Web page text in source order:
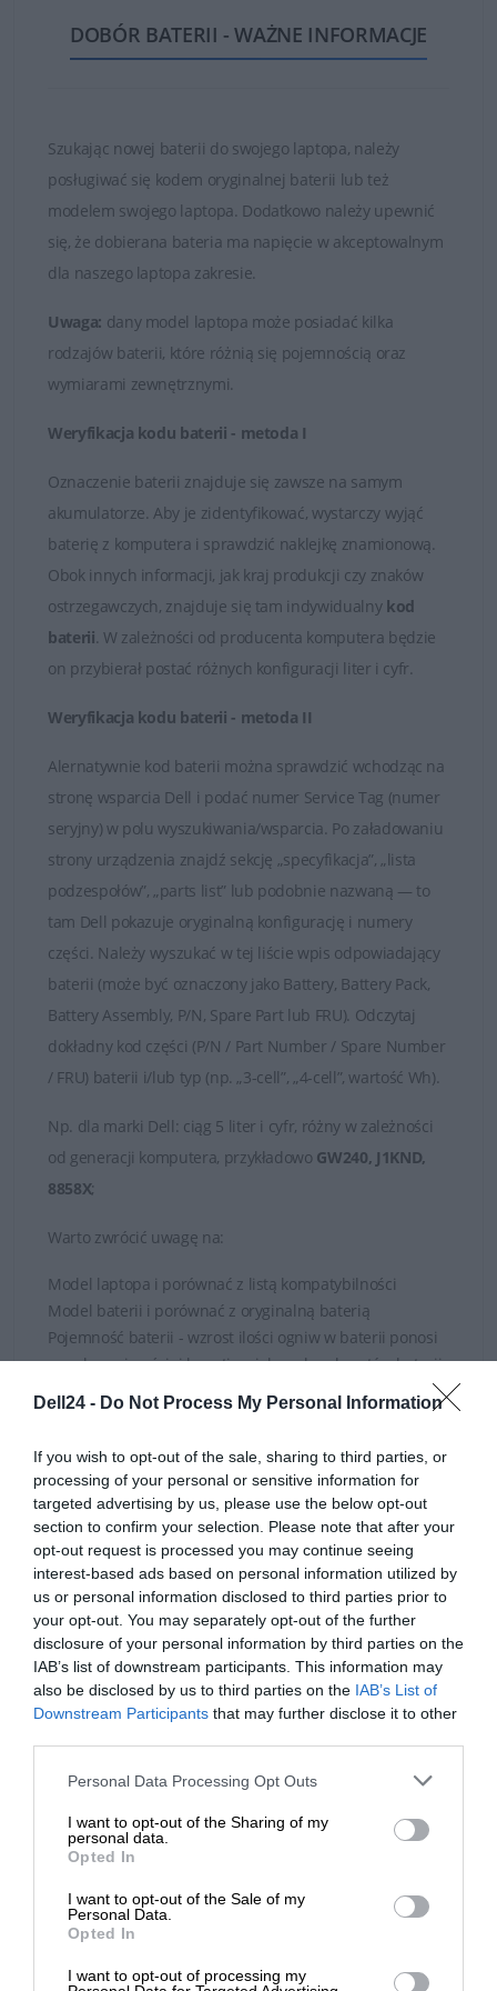
Dell24 - Do Not Process My Personal Information
If you wish to opt-out of the sale, sharing to third parties, or
processing of your personal or sensitive information for
targeted advertising by us, please use the below opt-out
section to confirm your selection. Please note that after your
opt-out request is processed you may continue seeing
interest-based ads based on personal information utilized by
us or personal information disclosed to third parties prior to
your opt-out. You may separately opt-out of the further
disclosure of your personal information by third parties on the
IAB’s list of downstream participants. This information may
also be disclosed by us to third parties on the IAB’s List of
Downstream Participants that may further disclose it to other
Personal Data Processing Opt Outs
I want to opt-out of the Sharing of my
personal data.
Opted In
I want to opt-out of the Sale of my
Personal Data.
Opted In
I want to opt-out of processing my
Dzięki temu zakupione baterie są w stanie działać długo
i bezawaryjnie.
są bardzo słabej jakości!
Baterie, które znajduje się w ofercie sklepu DELL24 są
oryginalnymi częściami zamiennymi lub wysokiej jakości
zamiennikami takich firm jak Dell, Green Cell czy
Whitenergy. Tylko markowe produkty spełniają
najwyższe standardy jakości i posiadają certyfikaty FCC,
CE i ROHS.
Łatwy kontakt i fachowa obsługa
W przypadku jakichkolwiek wątpliwości i problemów z
doborem baterii do posiadanego laptopa, zawsze mogą
Państwo skontaktować się z naszymi Doradcami, którzy
udzielą fachowej i wyczerpującej porady. Na przesłane
zapytania odpowiadamy rzetelnie i bez zbędnej zwłoki.
Satysfakcja z zakupu jest dla nas najważniejsza.
Dobór baterii do laptopów DELL
DOBÓR BATERII - WAŻNE INFORMACJE
Szukając nowej baterii do swojego laptopa, należy
posługiwać się kodem oryginalnej baterii lub też
modelem swojego laptopa. Dodatkowo należy upewnić
się, że dobierana bateria ma napięcie w akceptowalnym
dla naszego laptopa zakresie.
Uwaga: dany model laptopa może posiadać kilka
rodzajów baterii, które różnią się pojemnością oraz
wymiarami zewnętrznymi.
Weryfikacja kodu baterii - metoda I
Oznaczenie baterii znajduje się zawsze na samym
akumulatorze. Aby je zidentyfikować, wystarczy wyjąć
baterię z komputera i sprawdzić naklejkę znamionową.
Obok innych informacji, jak kraj produkcji czy znaków
ostrzegawczych, znajduje się tam indywidualny kod
baterii. W zależności od producenta komputera będzie
on przybierał postać różnych konfiguracji liter i cyfr.
Weryfikacja kodu baterii - metoda II
Alernatywnie kod baterii można sprawdzić wchodząc na
stronę wsparcia Dell i podać numer Service Tag (numer
seryjny) w polu wyszukiwania/wsparcia. Po załadowaniu
strony urządzenia znajdź sekcję „specyfikacja”, „lista
podzespołów”, „parts list” lub podobnie nazwaną — to
tam Dell pokazuje oryginalną konfigurację i numery
części. Należy wyszukać w tej liście wpis odpowiadający
baterii (może być oznaczony jako Battery, Battery Pack,
Battery Assembly, P/N, Spare Part lub FRU). Odczytaj
dokładny kod części (P/N / Part Number / Spare Number
/ FRU) baterii i/lub typ (np. „3-cell”, „4-cell”, wartość Wh).
Np. dla marki Dell: ciąg 5 liter i cyfr, różny w zależności
od generacji komputera, przykładowo GW240, J1KND,
8858X;
Warto zwrócić uwagę na:
Model laptopa i porównać z listą kompatybilności
Model baterii i porównać z oryginalną baterią
Pojemność baterii - wzrost ilości ogniw w baterii ponosi
za sobą najczęściej kwestię większych gabarytów baterii
Napięcie baterii
W razie wątpliwości zachęcamy zasięgnięcia porady
naszych Doradców, którzy służą swoją fachową
wiedzą zarówno poprzezkontakt telefoniczny jak
i mailowy.
OPIS PRODUKTU